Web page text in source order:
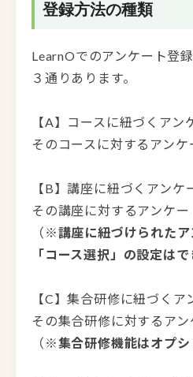
登録方法の種類
LearnOでのアンケート登
３通りあります。
【A】コースに紐づくアン
そのコースに対するアンケ
【B】講座に紐づくアンケ
その講座に対するアンケー
（ ※講座に紐づけられたア
「コース選択」の設定はで
【C】集合研修に紐づくア
その集合研修に対するアン
（ ※集合研修機能はオプシ